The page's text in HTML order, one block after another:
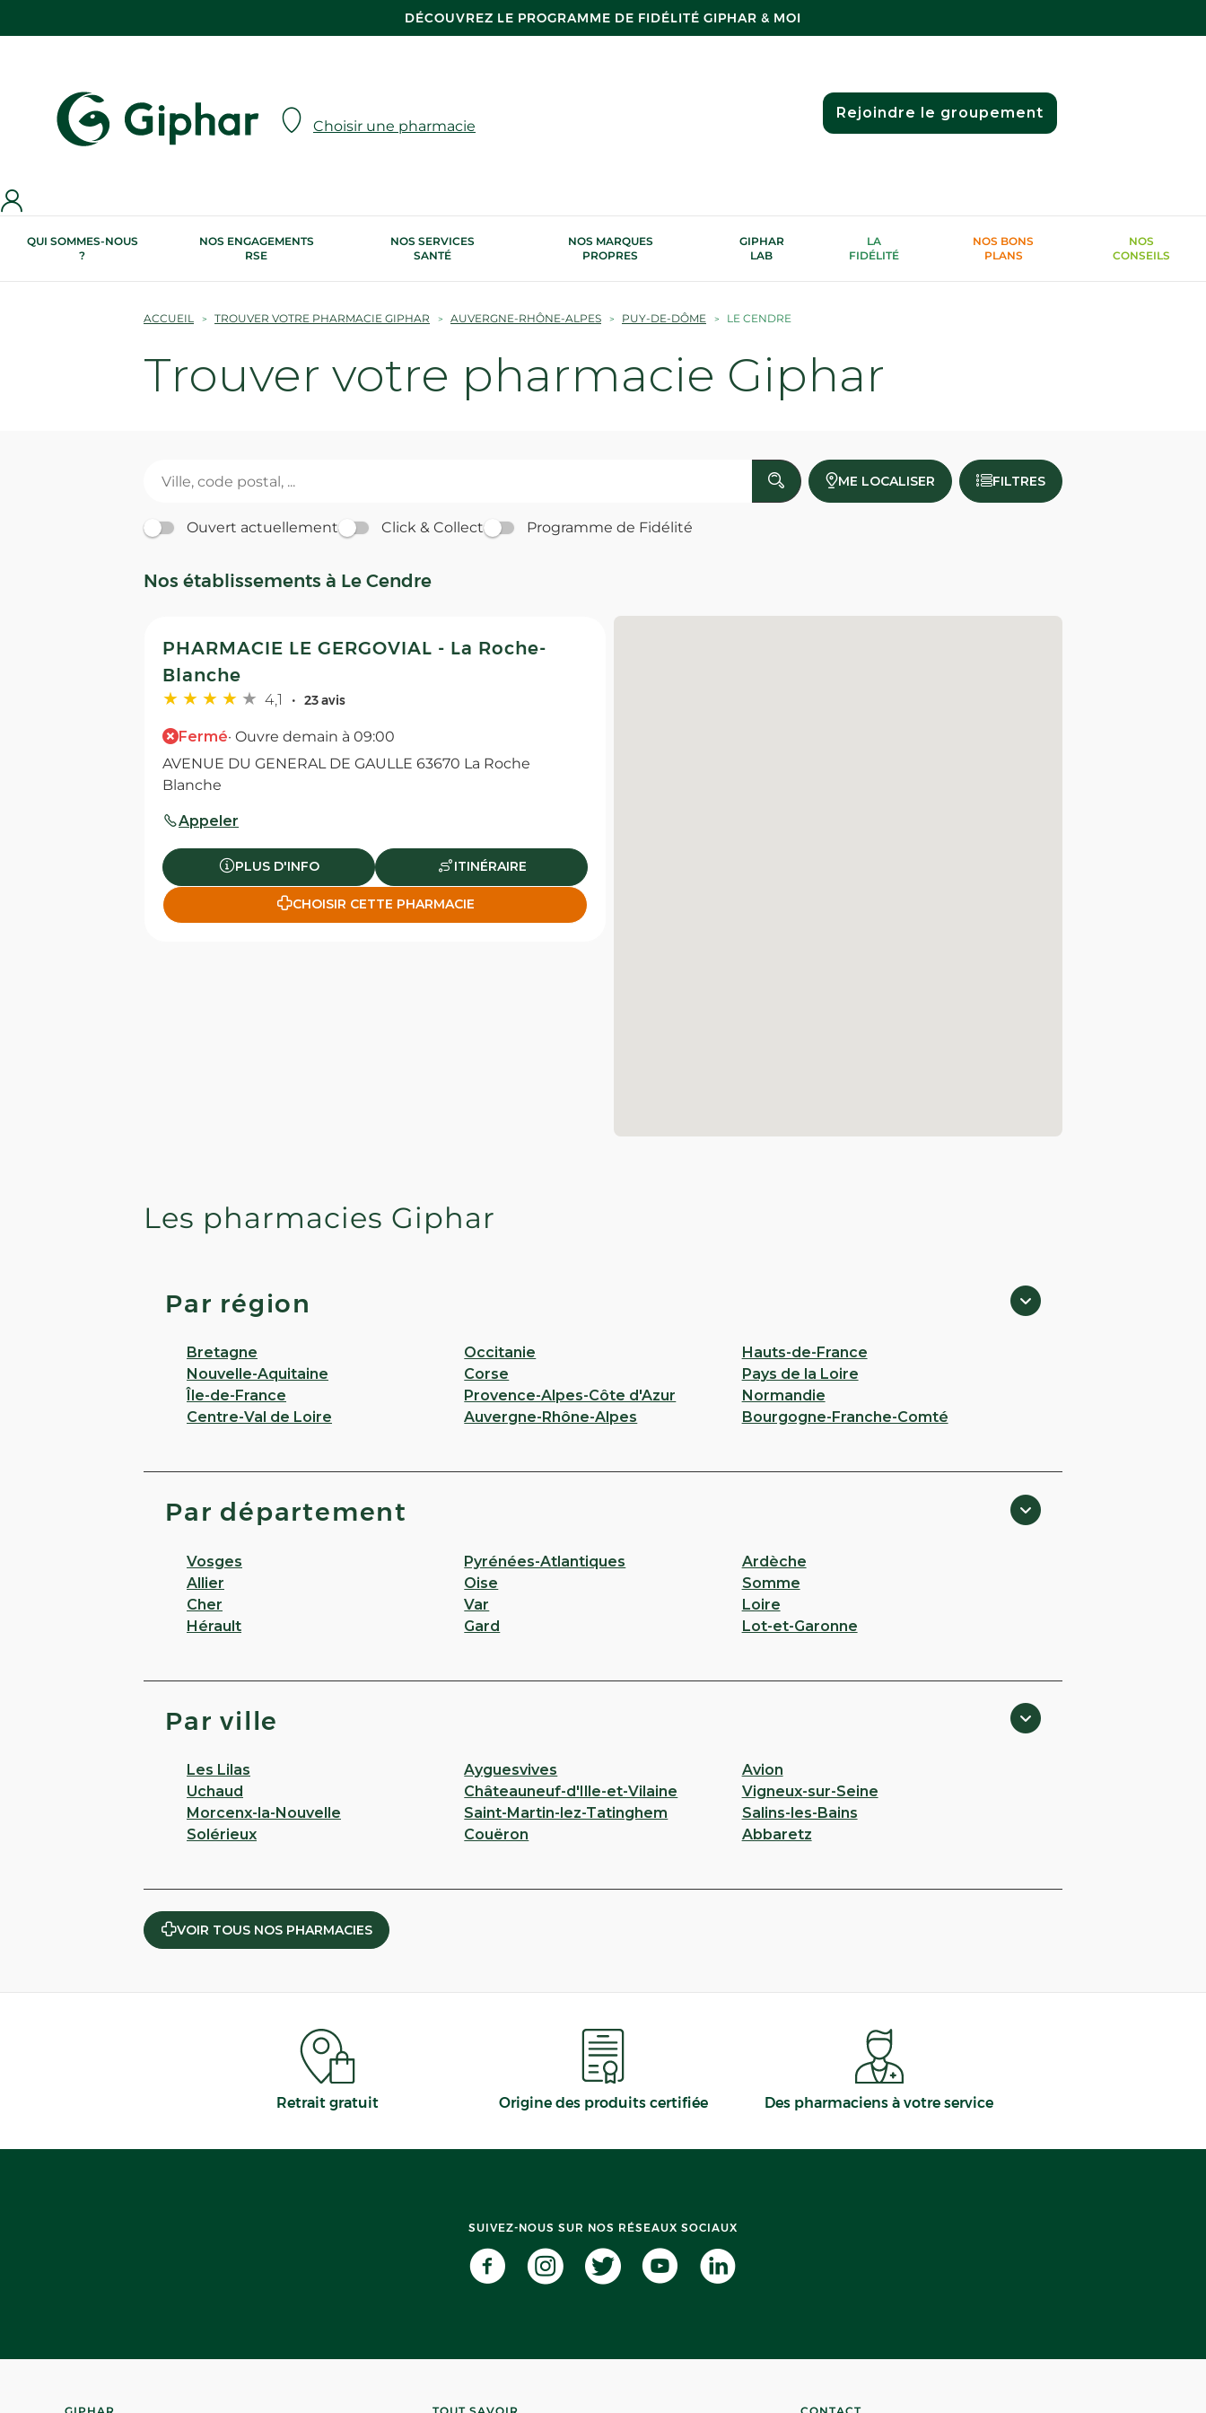
DÉCOUVREZ LE PROGRAMME DE FIDÉLITÉ GIPHAR & MOI
Choisir une pharmacie
Rejoindre le groupement
QUI SOMMES-NOUS
?
NOS ENGAGEMENTS
RSE
NOS SERVICES
SANTÉ
NOS MARQUES
PROPRES
GIPHAR
LAB
LA
FIDÉLITÉ
NOS BONS
PLANS
NOS
CONSEILS
ACCUEIL TROUVER VOTRE PHARMACIE GIPHAR AUVERGNE-RHÔNE-ALPES PUY-DE-DÔME LE CENDRE
Trouver votre pharmacie Giphar
ME LOCALISER FILTRES
Ouvert actuellement Click & Collect Programme de Fidélité
Nos établissements à Le Cendre
PHARMACIE LE GERGOVIAL - La Roche-
Blanche
4,1 23 avis
Fermé· Ouvre demain à 09:00
AVENUE DU GENERAL DE GAULLE 63670 La Roche
Blanche
Appeler
PLUS D'INFO ITINÉRAIRE
CHOISIR CETTE PHARMACIE
Les pharmacies Giphar
Par région
Bretagne Occitanie
Hauts-de-France
Nouvelle-Aquitaine
Corse
Pays de la Loire
Île-de-France
Provence-Alpes-Côte d'Azur
Normandie
Centre-Val de Loire
Auvergne-Rhône-Alpes Bourgogne-Franche-Comté
Par département
Vosges Pyrénées-Atlantiques
Ardèche
Allier
Oise
Somme
Cher
Var
Loire
Hérault
Gard Lot-et-Garonne
Par ville
Les Lilas Ayguesvives
Avion
Uchaud
Châteauneuf-d'Ille-et-Vilaine
Vigneux-sur-Seine
Morcenx-la-Nouvelle
Saint-Martin-lez-Tatinghem
Salins-les-Bains
Solérieux
Couëron Abbaretz
VOIR TOUS NOS PHARMACIES
Retrait gratuit Origine des produits certifiée Des pharmaciens à votre service
SUIVEZ-NOUS SUR NOS RÉSEAUX SOCIAUX